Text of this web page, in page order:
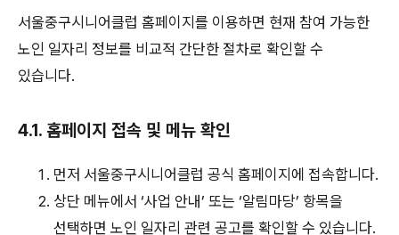
서울중구시니어클럽 홈페이지를 이용하면 현재 참여 가능한
노인 일자리 정보를 비교적 간단한 절차로 확인할 수
있습니다.
4.1. 홈페이지 접속 및 메뉴 확인
먼저 서울중구시니어클럽 공식 홈페이지에 접속합니다.
상단 메뉴에서 ‘사업 안내’ 또는 ‘알림마당’ 항목을
선택하면 노인 일자리 관련 공고를 확인할 수 있습니다.